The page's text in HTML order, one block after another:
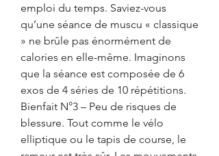
emploi du temps. Saviez-vous
qu’une séance de muscu « classique
» ne brûle pas énormément de
calories en elle-même. Imaginons
que la séance est composée de 6
exos de 4 séries de 10 répétitions.
Bienfait N°3 – Peu de risques de
blessure. Tout comme le vélo
elliptique ou le tapis de course, le